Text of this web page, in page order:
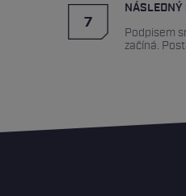
7
NÁSLEDNÝ
Podpisem
začíná.